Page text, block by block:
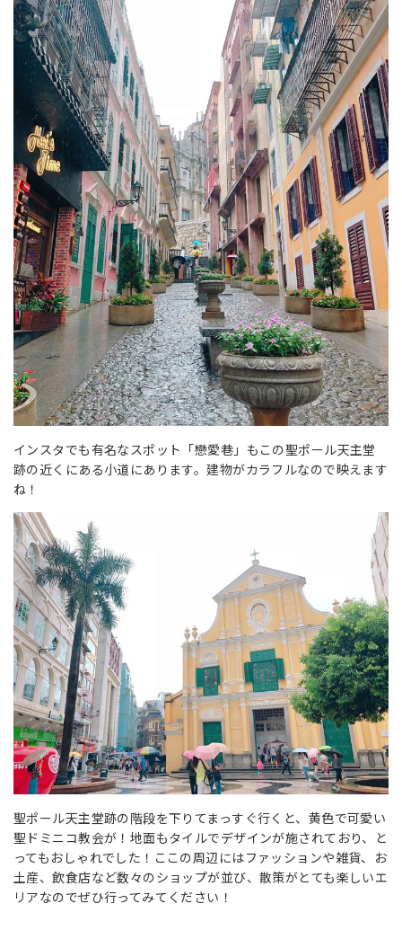
インスタでも有名なスポット「戀愛巷」もこの聖ポール天主堂
跡の近くにある小道にあります。建物がカラフルなので映えます
ね！
聖ポール天主堂跡の階段を下りてまっすぐ行くと、黄色で可愛い
聖ドミニコ教会が！地面もタイルでデザインが施されており、と
ってもおしゃれでした！ここの周辺にはファッションや雑貨、お
土産、飲食店など数々のショップが並び、散策がとても楽しいエ
リアなのでぜひ行ってみてください！